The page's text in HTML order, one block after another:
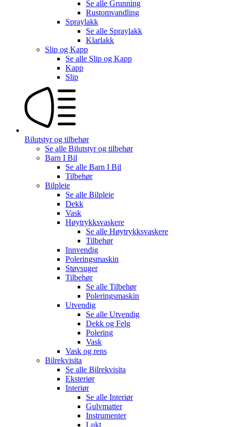
Se alle Grunning
Rustomvandling
Spraylakk
Se alle Spraylakk
Klarlakk
Slip og Kapp
Se alle Slip og Kapp
Kapp
Slip
Bilutstyr og tilbehør
Se alle Bilutstyr og tilbehør
Barn I Bil
Se alle Barn I Bil
Tilbehør
Bilpleie
Se alle Bilpleie
Dekk
Vask
Høytrykksvaskere
Se alle Høytrykksvaskere
Tilbehør
Innvendig
Poleringsmaskin
Støvsuger
Tilbehør
Se alle Tilbehør
Poleringsmaskin
Utvendig
Se alle Utvendig
Dekk og Felg
Polering
Vask
Vask og rens
Bilrekvisita
Se alle Bilrekvisita
Eksteriør
Interiør
Se alle Interiør
Gulvmatter
Instrumenter
Lukt